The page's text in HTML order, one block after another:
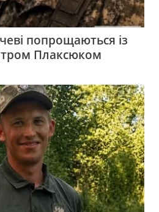
попрощаються із
Плаксюком